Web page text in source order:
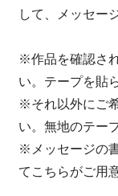
して、メッセー
※作品を確認さ
い。テープを貼
※それ以外にご
い。無地のテー
※メッセージの
てこちらがご用